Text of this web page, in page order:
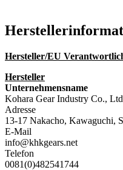
Hersteller/EU
Hersteller
Unternehmensname
Kohara Gear Industry Co.,
Adresse
13-17 Nakacho, Kawaguchi,
E-Mail
info@khkgears.net
Telefon
0081(0)482541744